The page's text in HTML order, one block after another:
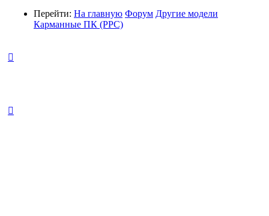
Перейти: На главную Форум Другие модели
Карманные ПК (PPC)